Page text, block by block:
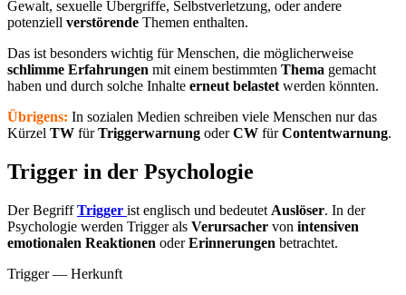
Gewalt, sexuelle Übergriffe, Selbstverletzung, oder andere
potenziell verstörende Themen enthalten.
Das ist besonders wichtig für Menschen, die möglicherweise
schlimme Erfahrungen mit einem bestimmten Thema gemacht
haben und durch solche Inhalte erneut belastet werden könnten.
Übrigens: In sozialen Medien schreiben viele Menschen nur das
Kürzel TW fürTriggerwarnung oderCW fürContentwarnung.
Trigger in der Psychologie
Der BegriffTrigger ist englisch und bedeutet Auslöser. In der
Psychologie werden Trigger als Verursacher von intensiven
emotionalen Reaktionen oderErinnerungen betrachtet.
Trigger — Herkunft